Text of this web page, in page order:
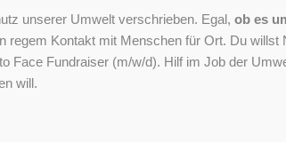
unserer Umwelt verschrieben. Egal, ob es
Kontakt mit Menschen für Ort. Du
Face Fundraiser (m/w/d). Hilf im Job der
will.